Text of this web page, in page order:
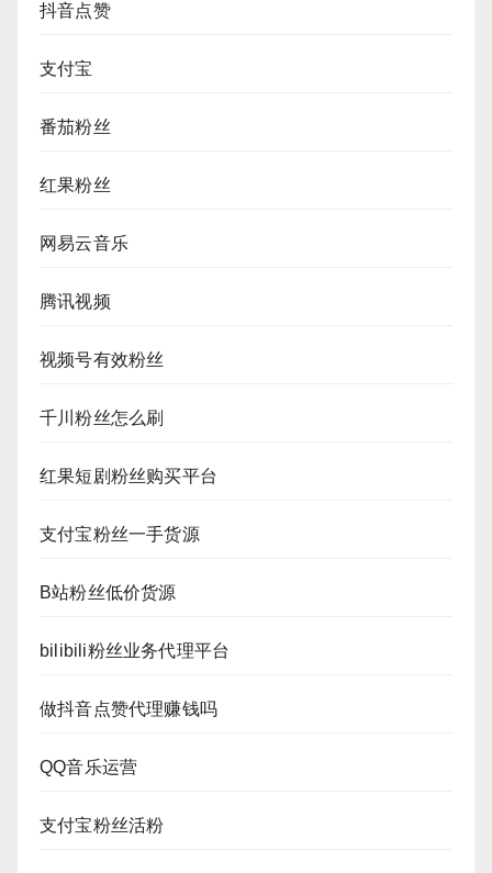
抖音点赞
支付宝
番茄粉丝
红果粉丝
网易云音乐
腾讯视频
视频号有效粉丝
千川粉丝怎么刷
红果短剧粉丝购买平台
支付宝粉丝一手货源
B站粉丝低价货源
bilibili粉丝业务代理平台
做抖音点赞代理赚钱吗
QQ音乐运营
支付宝粉丝活粉